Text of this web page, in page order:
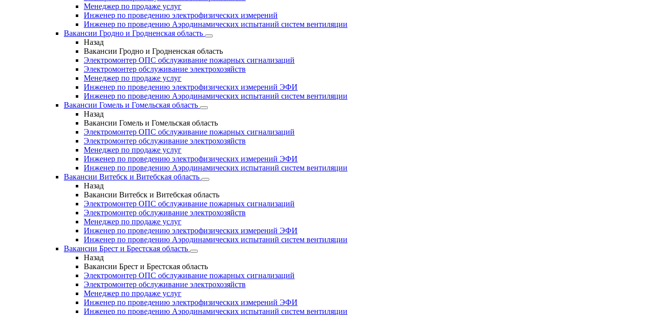
Менеджер по продаже услуг
Инженер по проведению электрофизических измерений
Инженер по проведению Аэродинамических испытаний систем вентиляции
Вакансии Гродно и Гродненская область
Назад
Вакансии Гродно и Гродненская область
Электромонтер ОПС обслуживание пожарных сигнализаций
Электромонтер обслуживание электрохозяйств
Менеджер по продаже услуг
Инженер по проведению электрофизических измерений ЭФИ
Инженер по проведению Аэродинамических испытаний систем вентиляции
Вакансии Гомель и Гомельская область
Назад
Вакансии Гомель и Гомельская область
Электромонтер ОПС обслуживание пожарных сигнализаций
Электромонтер обслуживание электрохозяйств
Менеджер по продаже услуг
Инженер по проведению электрофизических измерений ЭФИ
Инженер по проведению Аэродинамических испытаний систем вентиляции
Вакансии Витебск и Витебская область
Назад
Вакансии Витебск и Витебская область
Электромонтер ОПС обслуживание пожарных сигнализаций
Электромонтер обслуживание электрохозяйств
Менеджер по продаже услуг
Инженер по проведению электрофизических измерений ЭФИ
Инженер по проведению Аэродинамических испытаний систем вентиляции
Вакансии Брест и Брестская область
Назад
Вакансии Брест и Брестская область
Электромонтер ОПС обслуживание пожарных сигнализаций
Электромонтер обслуживание электрохозяйств
Менеджер по продаже услуг
Инженер по проведению электрофизических измерений ЭФИ
Инженер по проведению Аэродинамических испытаний систем вентиляции